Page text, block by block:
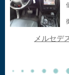
メルセデ